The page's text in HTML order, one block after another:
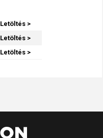
Letöltés >
Letöltés >
Letöltés >